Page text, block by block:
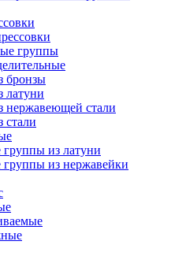
группы
бронзы
латуни
нержавеющей стали
стали
из латуни
группы из нержавейки